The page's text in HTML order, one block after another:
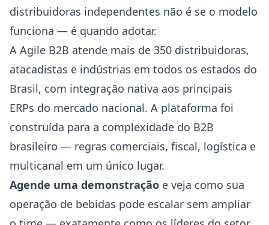
distribuidoras independentes não é se o modelo
funciona — é quando adotar.
A Agile B2B atende mais de 350 distribuidoras,
atacadistas e indústrias em todos os estados do
Brasil, com integração nativa aos principais
ERPs do mercado nacional. A plataforma foi
construída para a complexidade do B2B
brasileiro — regras comerciais, fiscal, logística e
multicanal em um único lugar.
Agende uma demonstração e veja como sua
operação de bebidas pode escalar sem ampliar